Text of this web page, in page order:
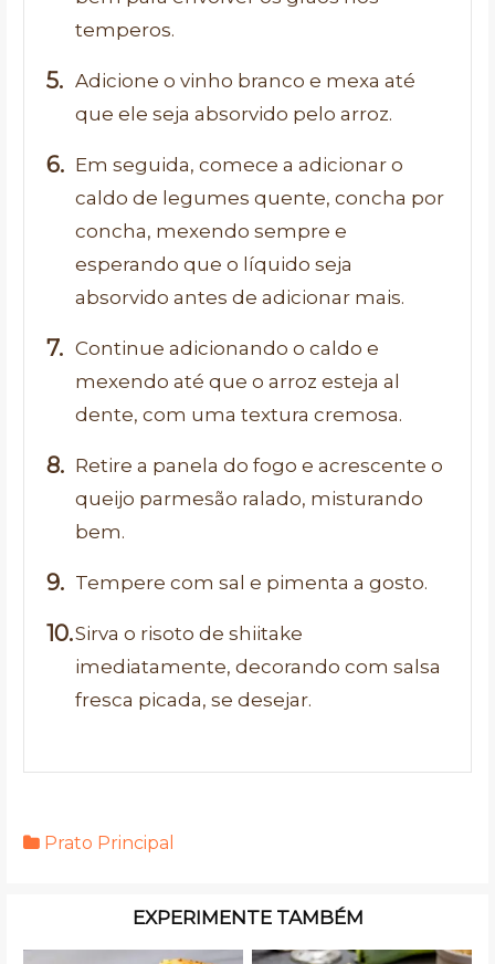
temperos.
Adicione o vinho branco e mexa até
que ele seja absorvido pelo arroz.
Em seguida, comece a adicionar o
caldo de legumes quente, concha por
concha, mexendo sempre e
esperando que o líquido seja
absorvido antes de adicionar mais.
Continue adicionando o caldo e
mexendo até que o arroz esteja al
dente, com uma textura cremosa.
Retire a panela do fogo e acrescente o
queijo parmesão ralado, misturando
bem.
Tempere com sal e pimenta a gosto.
Sirva o risoto de shiitake
imediatamente, decorando com salsa
fresca picada, se desejar.
Prato Principal
EXPERIMENTE TAMBÉM